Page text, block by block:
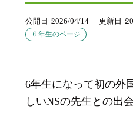
公開日 2026/04/14 更新日
６年生のページ
6年生になって初の外
しいNSの先生との出